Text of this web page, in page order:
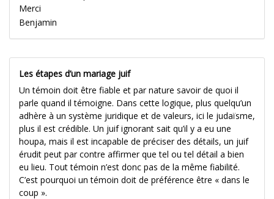
Merci
Benjamin
Les étapes d’un mariage juif
Un témoin doit être fiable et par nature savoir de quoi il
parle quand il témoigne. Dans cette logique, plus quelqu’un
adhère à un système juridique et de valeurs, ici le judaïsme,
plus il est crédible. Un juif ignorant sait qu’il y a eu une
houpa, mais il est incapable de préciser des détails, un juif
érudit peut par contre affirmer que tel ou tel détail a bien
eu lieu. Tout témoin n’est donc pas de la même fiabilité.
C’est pourquoi un témoin doit de préférence être « dans le
coup ».